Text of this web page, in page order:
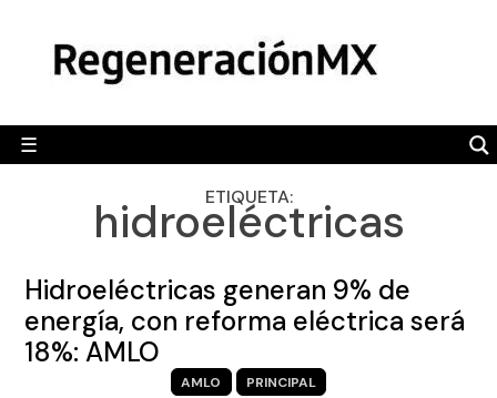
content
☰
POLÍTICA
CAMALEÓN
OPINIÓN
ENGLISH SECTION
ETIQUETA:
hidroeléctricas
Hidroeléctricas generan 9% de
energía, con reforma eléctrica será
18%: AMLO
AMLO
PRINCIPAL